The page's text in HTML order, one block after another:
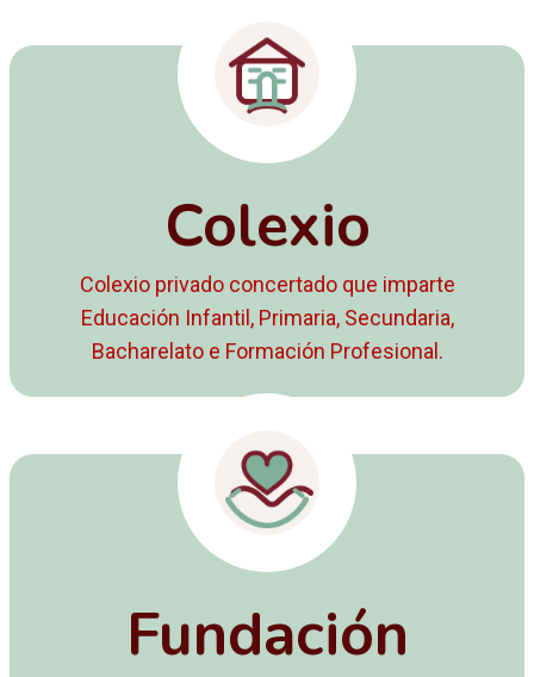
Colexio
Colexio privado concertado que imparte
Educación Infantil, Primaria, Secundaria,
Bacharelato e Formación Profesional.
Fundación